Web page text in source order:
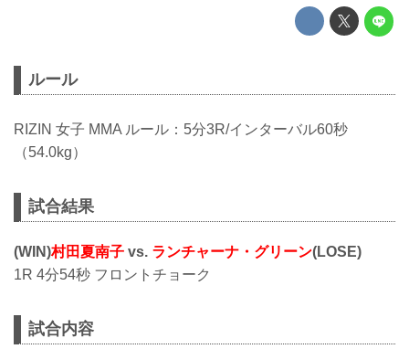
ルール
RIZIN 女子 MMA ルール：5分3R/インターバル60秒
（54.0kg）
試合結果
(WIN)村田夏南子 vs. ランチャーナ・グリーン(LOSE)
1R 4分54秒 フロントチョーク
試合内容